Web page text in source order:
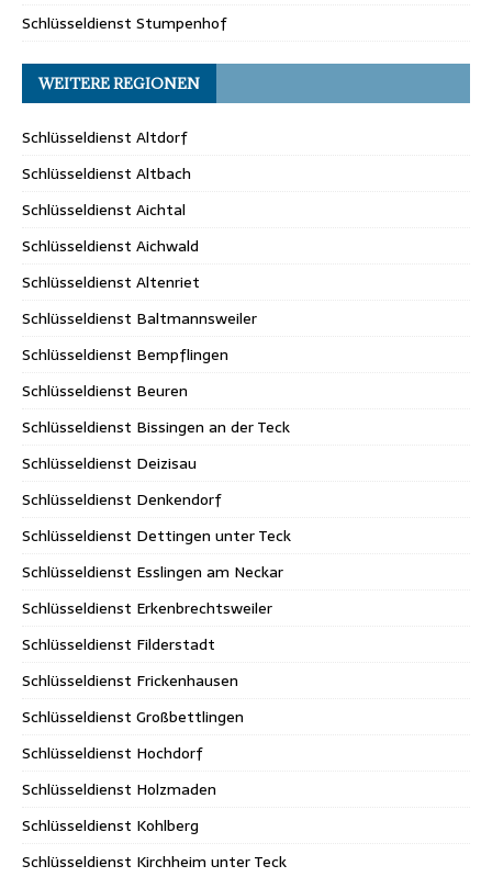
Schlüsseldienst Stumpenhof
WEITERE REGIONEN
Schlüsseldienst Altdorf
Schlüsseldienst Altbach
Schlüsseldienst Aichtal
Schlüsseldienst Aichwald
Schlüsseldienst Altenriet
Schlüsseldienst Baltmannsweiler
Schlüsseldienst Bempflingen
Schlüsseldienst Beuren
Schlüsseldienst Bissingen an der Teck
Schlüsseldienst Deizisau
Schlüsseldienst Denkendorf
Schlüsseldienst Dettingen unter Teck
Schlüsseldienst Esslingen am Neckar
Schlüsseldienst Erkenbrechtsweiler
Schlüsseldienst Filderstadt
Schlüsseldienst Frickenhausen
Schlüsseldienst Großbettlingen
Schlüsseldienst Hochdorf
Schlüsseldienst Holzmaden
Schlüsseldienst Kohlberg
Schlüsseldienst Kirchheim unter Teck